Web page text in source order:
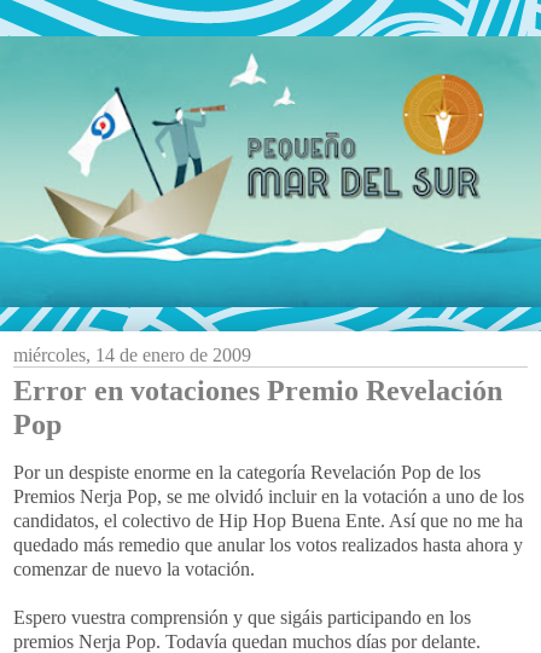
miércoles, 14 de enero de 2009
Error en votaciones Premio Revelación
Pop
Por un despiste enorme en la categoría Revelación Pop de los
Premios Nerja Pop, se me olvidó incluir en la votación a uno de los
candidatos, el colectivo de Hip Hop Buena Ente. Así que no me ha
quedado más remedio que anular los votos realizados hasta ahora y
comenzar de nuevo la votación.
Espero vuestra comprensión y que sigáis participando en los
premios Nerja Pop. Todavía quedan muchos días por delante.